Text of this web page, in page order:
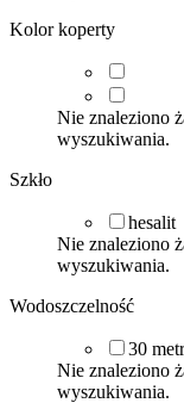
Kolor koperty
Nie znaleziono
wyszukiwania.
Szkło
hesalit
Nie znaleziono
wyszukiwania.
Wodoszczelność
30
Nie znaleziono
wyszukiwania.